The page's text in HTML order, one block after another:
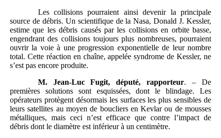
Les collisions pourraient ainsi devenir la principale
source de débris. Un scientifique de la Nasa, Donald J. Kessler,
estime que les débris causés par les collisions en orbite basse,
engendrant des collisions toujours plus nombreuses, pourraient
ouvrir la voie à une progression exponentielle de leur nombre
total. Cette réaction en chaîne, appelée syndrome de Kessler, ne
s’est pas encore produite.
M. Jean-Luc Fugit, député, rapporteur. – De
premières solutions sont esquissées, dont le blindage. Les
opérateurs protègent désormais les surfaces les plus sensibles de
leurs satellites au moyen de boucliers en Kevlar ou de mousses
métalliques, mais ceci n’est efficace que contre l’impact de
débris dont le diamètre est inférieur à un centimètre.